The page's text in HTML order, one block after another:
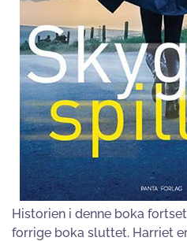
Historien i denne boka
forrige boka sluttet. Harriet